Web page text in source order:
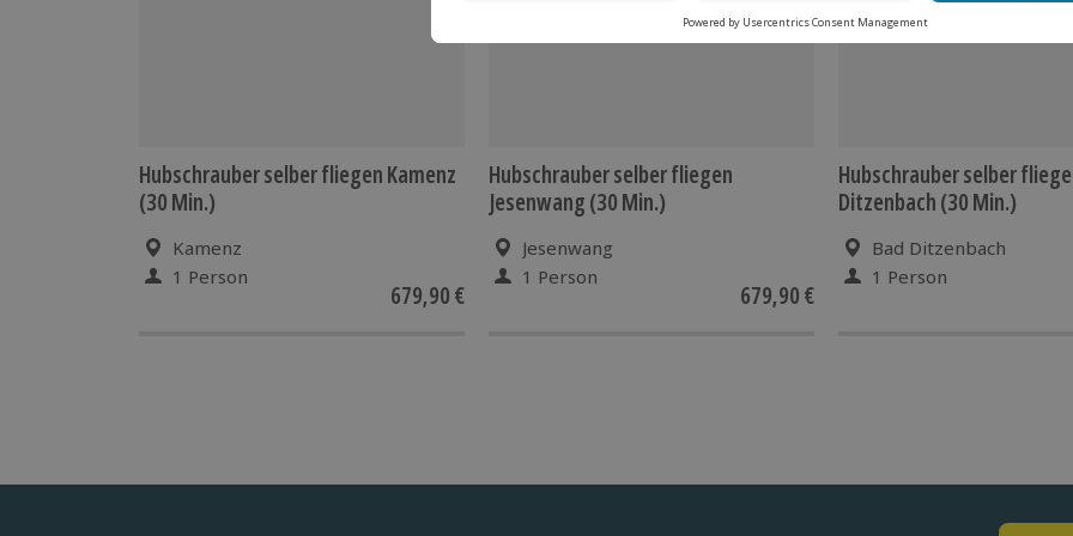
Hubschrauber selber fliegen Kamenz
(30 Min.)
Kamenz
1 Person
679,90 €
Hubschrauber selber fliegen
Jesenwang (30 Min.)
Jesenwang
1 Person
679,90 €
Hubschrauber selber
Ditzenbach (30 Min.)
Bad Ditzenbach
1 Person